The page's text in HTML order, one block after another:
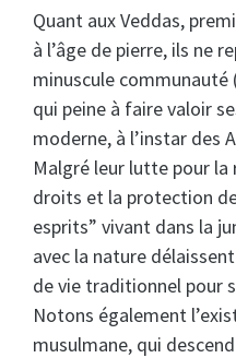
Quant aux Veddas,
à l’âge de pierre, ils ne
minuscule communauté
qui peine à faire valoir
moderne, à l’instar des
Malgré leur lutte pour la
droits et la protection
esprits” vivant dans la
avec la nature
de vie traditionnel pour
Notons également
musulmane, qui